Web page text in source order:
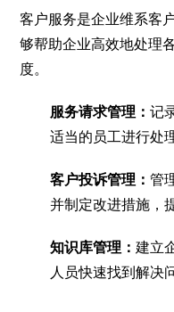
客户服务是企业维系客
够帮助企业高效地处理
度。
服务请求管理：记
适当的员工进行处
客户投诉管理：管
并制定改进措施，
知识库管理：建立
人员快速找到解决